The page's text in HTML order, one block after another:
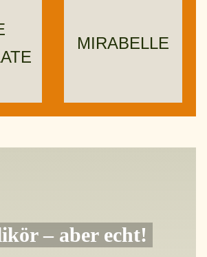
MIRABELLE
– aber echt!